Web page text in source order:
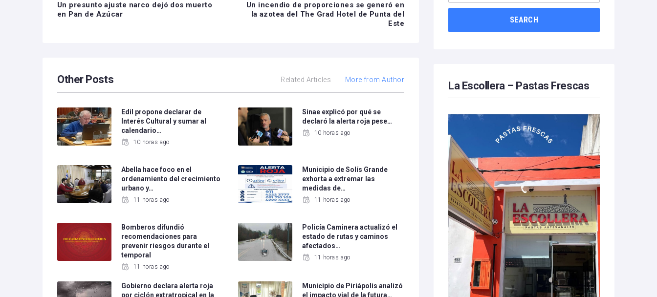
Un presunto ajuste narco dejó dos muerto
en Pan de Azúcar
Un incendio de proporciones se generó en
la azotea del The Grad Hotel de Punta del
Este
Other Posts Related Articles More from Author
Edil propone declarar de
Interés Cultural y sumar al
calendario…
10 horas ago
Sinae explicó por qué se
declaró la alerta roja pese…
10 horas ago
Abella hace foco en el
ordenamiento del crecimiento
urbano y…
11 horas ago
Municipio de Solís Grande
exhorta a extremar las
medidas de…
11 horas ago
Bomberos difundió
recomendaciones para
prevenir riesgos durante el
temporal
11 horas ago
Policía Caminera actualizó el
estado de rutas y caminos
afectados…
11 horas ago
Gobierno declara alerta roja
por ciclón extratropical en la
Municipio de Piriápolis analizó
el impacto vial de la futura…
SEARCH
La Escollera – Pastas Frescas